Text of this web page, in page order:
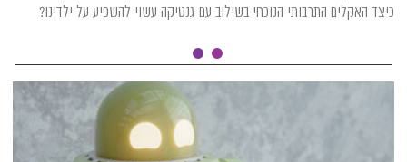
כיצד האקלים התרבותי הנוכחי בשילוב עם גנטיקה עשוי להשפיע על ילדינו?